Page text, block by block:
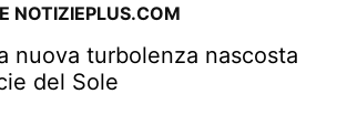
NOTIZIEPLUS.COM
nuova turbolenza nascosta
del Sole